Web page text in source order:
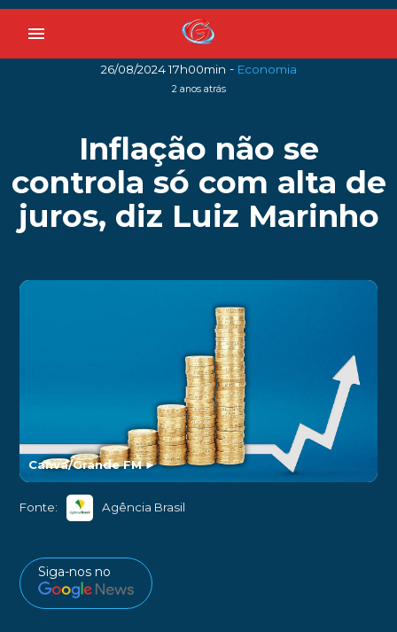
menu
26/08/2024 17h00min - Economia
2 anos atrás
Inflação não se
controla só com alta de
juros, diz Luiz Marinho
Canva/Grande FM►
Fonte: Agência Brasil
Siga-nos no